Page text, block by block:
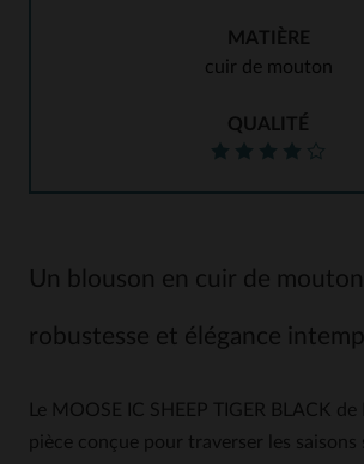
MATIÈRE
cuir de mouton
QUALITÉ
Un blouson en cuir de
robustesse et élégance
Le MOOSE IC SHEEP TIGER BLACK
pièce conçue pour traverser les saisons